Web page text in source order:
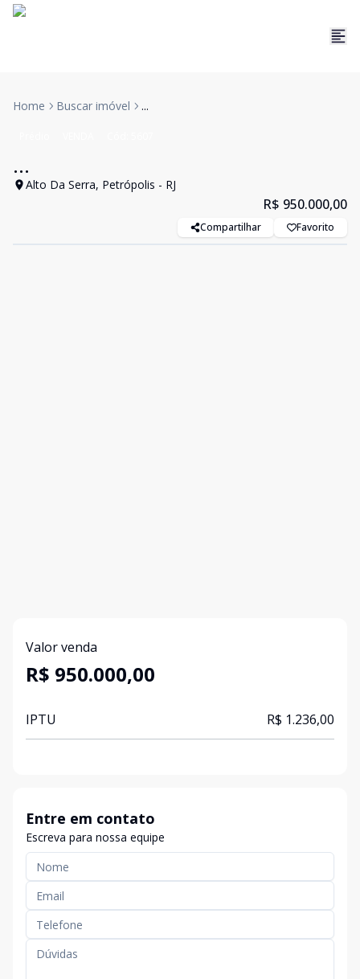
Home Buscar imóvel ...
...
Alto Da Serra, Petrópolis - RJ
R$ 950.000,00
Compartilhar Favorito
Valor venda
R$ 950.000,00
IPTU R$ 1.236,00
Entre em contato
Escreva para nossa equipe